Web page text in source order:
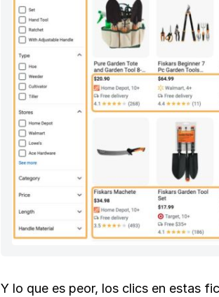
Y lo que es peor, los clics en estas